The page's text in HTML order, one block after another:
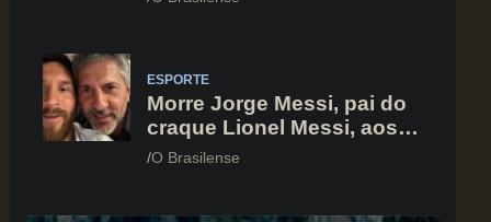
ESPORTE
Morre Jorge Messi, pai do
craque Lionel Messi, aos
68 anos na Argentina
O Brasilense